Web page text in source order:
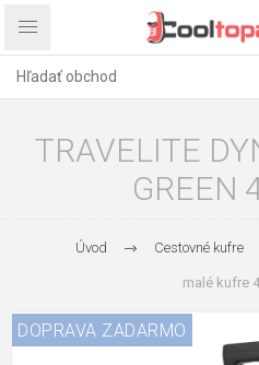
TRAVELITE
GREEN
Úvod Cestovné kufre
malé kufre
DOPRAVA ZADARMO